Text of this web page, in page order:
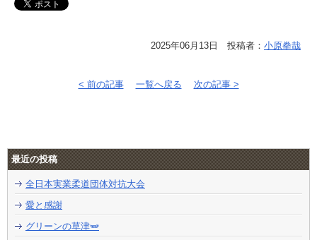
2025年06月13日 投稿者： 小原拳哉
< 前の記事 一覧へ戻る 次の記事 >
最近の投稿
全日本実業柔道団体対抗大会
愛と感謝
グリーンの草津🫛